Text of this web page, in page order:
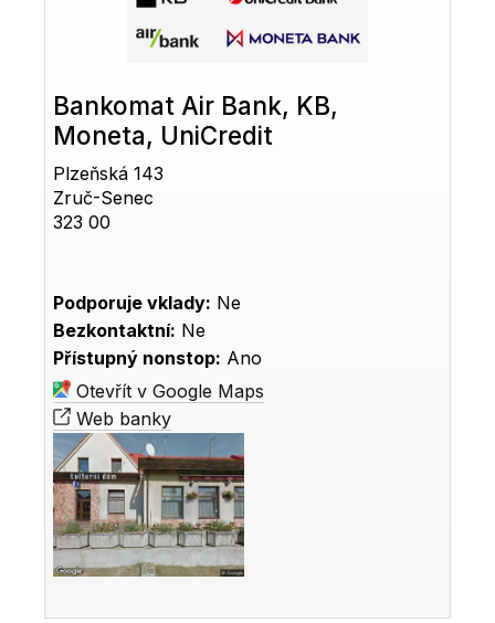
Bankomat Air Bank, KB,
Moneta, UniCredit
Plzeňská 143
Zruč-Senec
323 00
Podporuje vklady: Ne
Bezkontaktní: Ne
Přístupný nonstop: Ano
Otevřít v Google Maps
Web banky